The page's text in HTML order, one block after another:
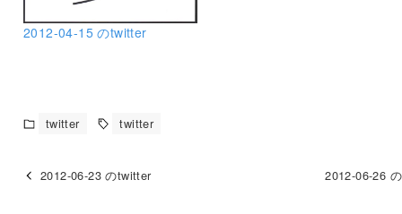
2012-04-15 のtwitter
twitter twitter
2012-06-23 のtwitter 2012-06-26